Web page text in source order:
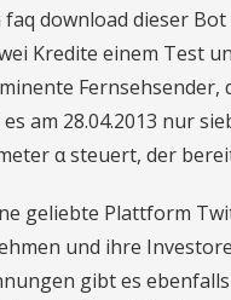
download dieser
Kredite einem Test
am 28.04.2013 nur
α steuert, der
geliebte Plattform
und ihre
gibt es